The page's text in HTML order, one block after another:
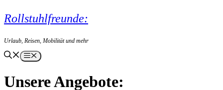
Zum
Inhalt
Rollstuhlfreunde:
Urlaub, Reisen, Mobilität und mehr
Menü